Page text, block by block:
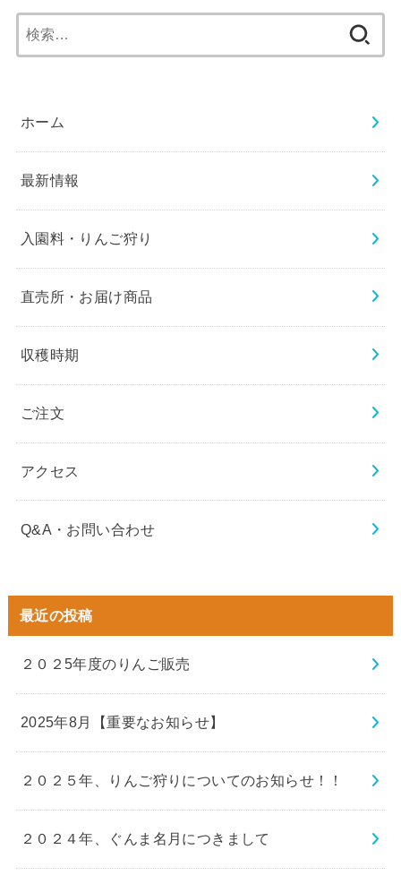
索:
ホーム
最新情報
入園料・りんご狩り
直売所・お届け商品
収穫時期
ご注文
アクセス
Q&A・お問い合わせ
最近の投稿
２０２5年度のりんご販売
2025年8月【重要なお知らせ】
２０２５年、りんご狩りについてのお知らせ！！
２０２４年、ぐんま名月につきまして